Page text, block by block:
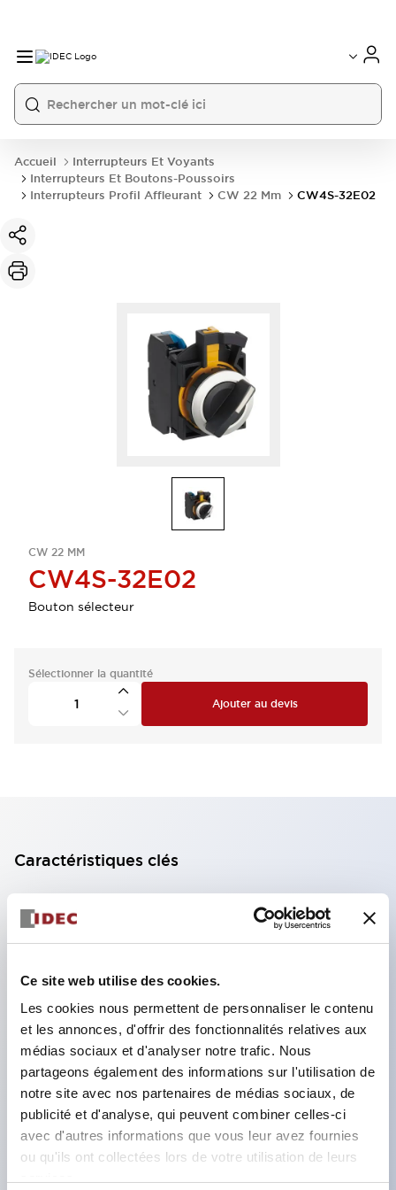
Ce site web utilise des cookies.
Les cookies nous permettent de personnaliser le contenu
et les annonces, d'offrir des fonctionnalités relatives aux
médias sociaux et d'analyser notre trafic. Nous
partageons également des informations sur l'utilisation de
notre site avec nos partenaires de médias sociaux, de
publicité et d'analyse, qui peuvent combiner celles-ci
avec d'autres informations que vous leur avez fournies
ou qu'ils ont collectées lors de votre utilisation de leurs
Accueil
Interrupteurs Et Voyants
Interrupteurs Et Boutons-Poussoirs
Interrupteurs Profil Affleurant
CW 22 Mm CW4S-32E02
CW 22 MM
CW4S-32E02
Bouton sélecteur
Sélectionner la quantité
Ajouter au devis
Caractéristiques clés
Bloc de contact à 2 étages avec 2 contacts,
permettant une configuration à 4 contacts
Profondeur du panneau de 39,9 mm (*bloc de
contact à 11 étages), 59,9 mm (*bloc de contact à
22 étages). Conception peu encombrante
possible.
Structure de sécurité de 3e génération :
déclenchement à 2 actions, garde intégrée,
structure de protection des doigts IP20.